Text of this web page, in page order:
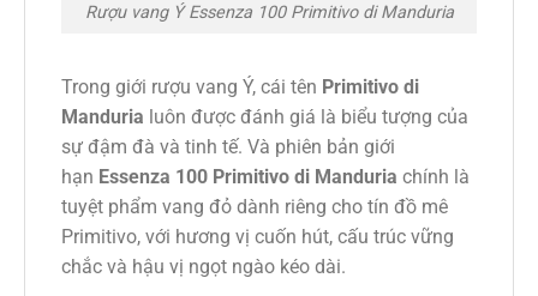
Rượu vang Ý Essenza 100 Primitivo di Manduria
Trong giới rượu vang Ý, cái tên Primitivo di
Manduria luôn được đánh giá là biểu tượng của
sự đậm đà và tinh tế. Và phiên bản giới
hạn Essenza 100 Primitivo di Manduria chính là
tuyệt phẩm vang đỏ dành riêng cho tín đồ mê
Primitivo, với hương vị cuốn hút, cấu trúc vững
chắc và hậu vị ngọt ngào kéo dài.